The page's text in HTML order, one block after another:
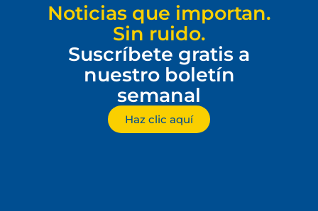
Noticias que importan.
Sin ruido.
Suscríbete gratis a
nuestro boletín
semanal
Haz clic aquí